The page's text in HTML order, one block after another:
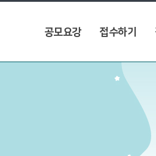
공모요강 접수하기